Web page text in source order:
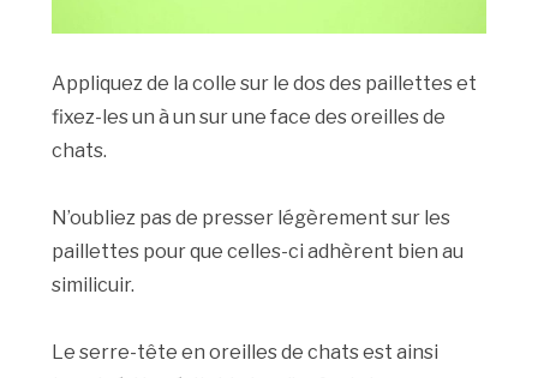
Appliquez de la colle sur le dos des paillettes et
fixez-les un à un sur une face des oreilles de
chats.
N’oubliez pas de presser légèrement sur les
paillettes pour que celles-ci adhèrent bien au
similicuir.
Le serre-tête en oreilles de chats est ainsi